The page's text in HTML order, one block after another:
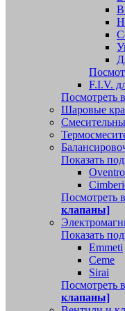
F.I.V.
Посмотреть
Шаровые
Показать
Посмотреть
клапаны]
Показать
Emmeti
Ceme
Sirai
Посмотреть
клапаны]